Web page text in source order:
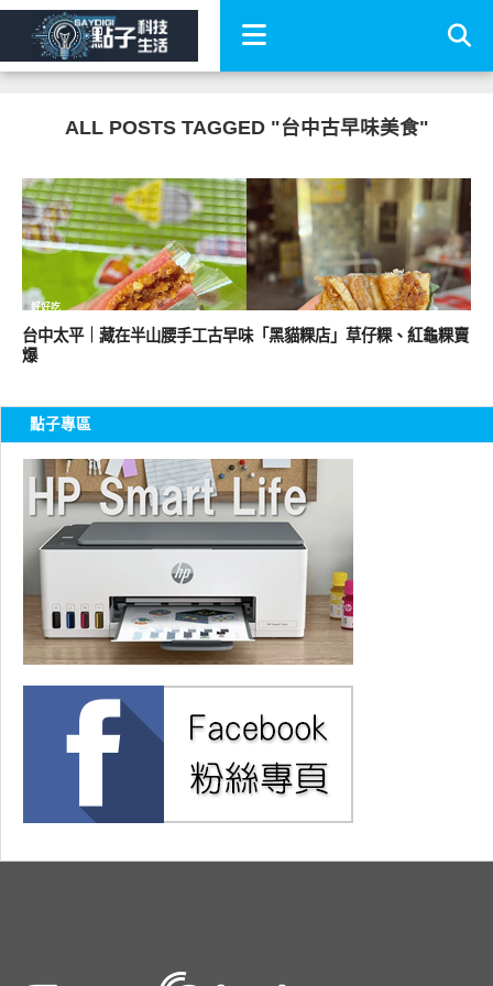
ALL POSTS TAGGED "台中古早味美食"
好好吃
台中太平｜藏在半山腰手工古早味「黑貓粿店」草仔粿、紅龜粿賣
爆
點子專區